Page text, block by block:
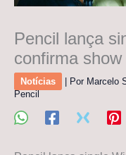
Pencil lança
confirma
Notícias | Por Marcelo
Pencil